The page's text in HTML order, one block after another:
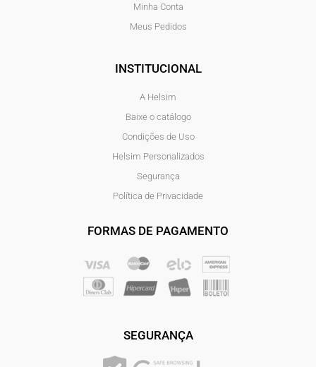
Minha Conta
Meus Pedidos
INSTITUCIONAL
A Helsim
Baixe o catálogo
Condições de Uso
Helsim Personalizados
Segurança
Política de Privacidade
FORMAS DE PAGAMENTO
SEGURANÇA